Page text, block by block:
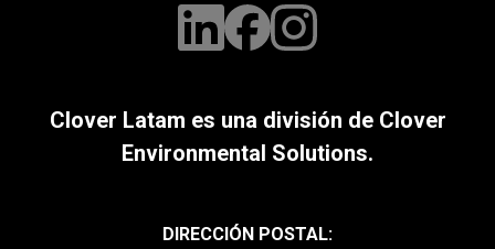
Clover Latam es una división de Clover
Environmental Solutions.
DIRECCIÓN POSTAL: